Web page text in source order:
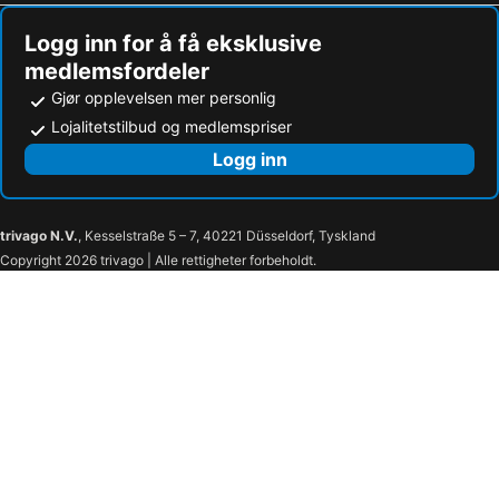
Logg inn for å få eksklusive
medlemsfordeler
Gjør opplevelsen mer personlig
Lojalitetstilbud og medlemspriser
Logg inn
trivago N.V., Kesselstraße 5 – 7, 40221 Düsseldorf, Tyskland
Copyright 2026 trivago | Alle rettigheter forbeholdt.